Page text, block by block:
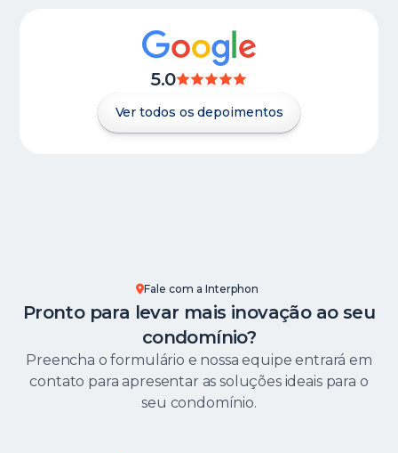
5.0
Ver todos os depoimentos
Fale com a Interphon
Pronto para levar mais inovação ao seu
condomínio?
Preencha o formulário e nossa equipe entrará em
contato para apresentar as soluções ideais para o
seu condomínio.